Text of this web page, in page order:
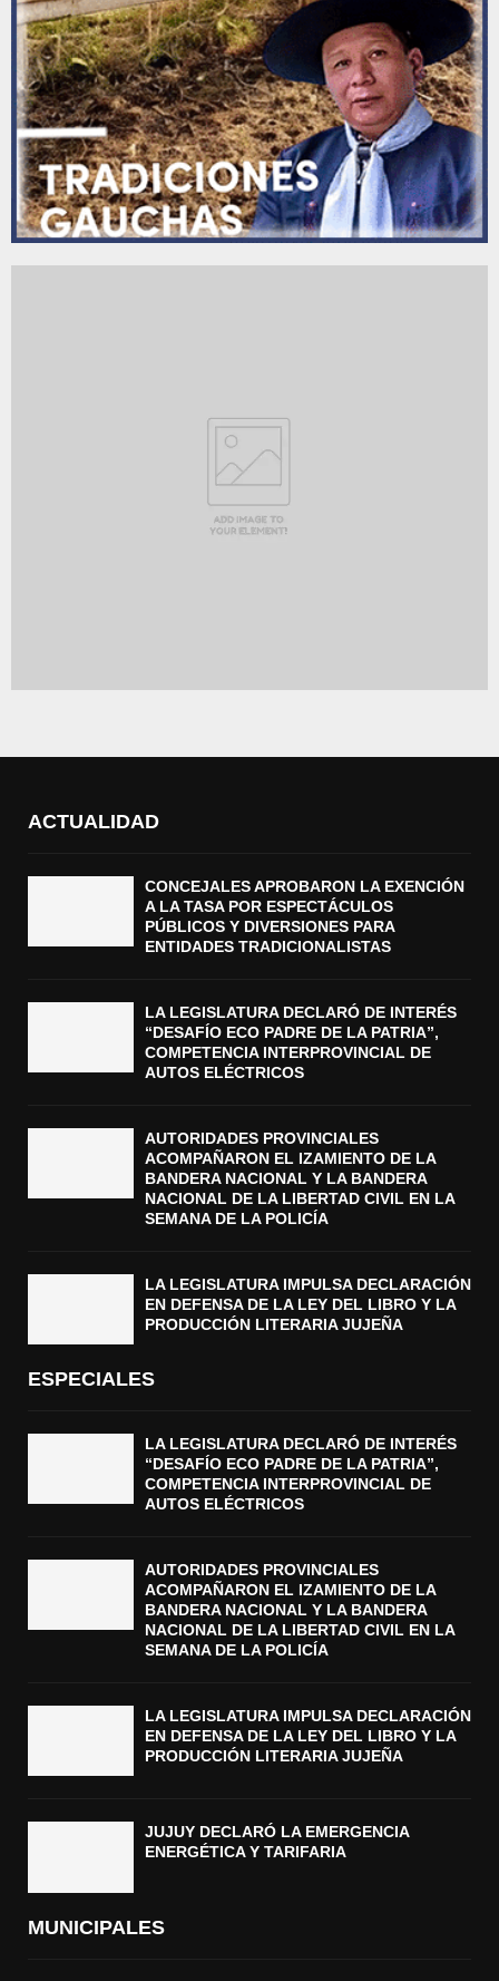
ACTUALIDAD
CONCEJALES APROBARON LA EXENCIÓN
A LA TASA POR ESPECTÁCULOS
PÚBLICOS Y DIVERSIONES PARA
ENTIDADES TRADICIONALISTAS
LA LEGISLATURA DECLARÓ DE INTERÉS
“DESAFÍO ECO PADRE DE LA PATRIA”,
COMPETENCIA INTERPROVINCIAL DE
AUTOS ELÉCTRICOS
AUTORIDADES PROVINCIALES
ACOMPAÑARON EL IZAMIENTO DE LA
BANDERA NACIONAL Y LA BANDERA
NACIONAL DE LA LIBERTAD CIVIL EN LA
SEMANA DE LA POLICÍA
LA LEGISLATURA IMPULSA DECLARACIÓN
EN DEFENSA DE LA LEY DEL LIBRO Y LA
PRODUCCIÓN LITERARIA JUJEÑA
ESPECIALES
LA LEGISLATURA DECLARÓ DE INTERÉS
“DESAFÍO ECO PADRE DE LA PATRIA”,
COMPETENCIA INTERPROVINCIAL DE
AUTOS ELÉCTRICOS
AUTORIDADES PROVINCIALES
ACOMPAÑARON EL IZAMIENTO DE LA
BANDERA NACIONAL Y LA BANDERA
NACIONAL DE LA LIBERTAD CIVIL EN LA
SEMANA DE LA POLICÍA
LA LEGISLATURA IMPULSA DECLARACIÓN
EN DEFENSA DE LA LEY DEL LIBRO Y LA
PRODUCCIÓN LITERARIA JUJEÑA
JUJUY DECLARÓ LA EMERGENCIA
ENERGÉTICA Y TARIFARIA
MUNICIPALES